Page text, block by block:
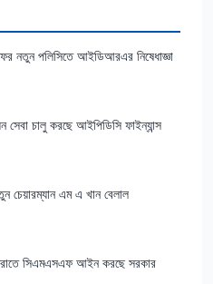
নতুন পলিসিতে আইডিআরএর নিষেধাজ্ঞা
সেবা চালু করছে আইপিডিসি ফাইন্যান্স
চেয়ারম্যান এম এ খান বেলাল
সিএমএসএফ আইন করছে সরকার